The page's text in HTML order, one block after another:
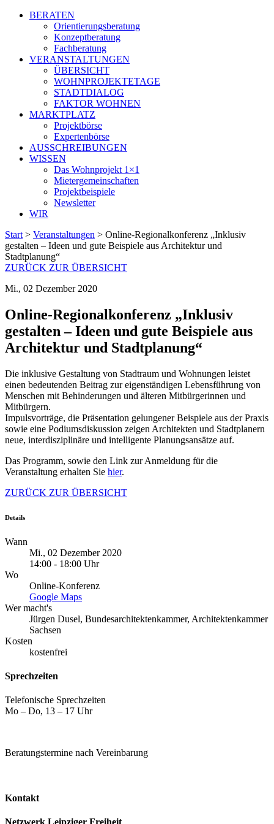
BERATEN
Orientierungsberatung
Konzeptberatung
Fachberatung
VERANSTALTUNGEN
ÜBERSICHT
WOHNPROJEKTETAGE
STADTDIALOG
FAKTOR WOHNEN
MARKTPLATZ
Projektbörse
Expertenbörse
AUSSCHREIBUNGEN
WISSEN
Das Wohnprojekt 1×1
Mietergemeinschaften
Projektbeispiele
Newsletter
WIR
Start > Veranstaltungen > Online-Regionalkonferenz „Inklusiv
gestalten – Ideen und gute Beispiele aus Architektur und
Stadtplanung“
ZURÜCK ZUR ÜBERSICHT
Mi., 02 Dezember 2020
Online-Regionalkonferenz „Inklusiv
gestalten – Ideen und gute Beispiele aus
Architektur und Stadtplanung“
Die inklusive Gestaltung von Stadtraum und Wohnungen leistet
einen bedeutenden Beitrag zur eigenständigen Lebensführung von
Menschen mit Behinderungen und älteren Mitbürgerinnen und
Mitbürgern.
Impulsvorträge, die Präsentation gelungener Beispiele aus der Praxis
sowie eine Podiumsdiskussion zeigen Architekten und Stadtplanern
neue, interdisziplinäre und intelligente Planungsansätze auf.
Das Programm, sowie den Link zur Anmeldung für die
Veranstaltung erhalten Sie hier.
ZURÜCK ZUR ÜBERSICHT
Details
Wann
Mi., 02 Dezember 2020
14:00 - 18:00 Uhr
Wo
Online-Konferenz
Google Maps
Wer macht's
Jürgen Dusel, Bundesarchitektenkammer, Architektenkammer
Sachsen
Kosten
kostenfrei
Sprechzeiten
Telefonische Sprechzeiten
Mo – Do, 13 – 17 Uhr
Beratungstermine nach Vereinbarung
Kontakt
Netzwerk Leipziger Freiheit